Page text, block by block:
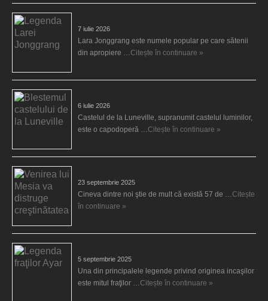
7 iulie 2026
Lara Jonggrang este numele popular pe care sătenii
din apropiere …Citește în continuare »
6 iulie 2026
Castelul de la Luneville, supranumit castelul luminilor,
este o capodoperă …Citește în continuare »
23 septembrie 2025
Cineva dintre noi ştie de mult că există 57 de …Citește
în continuare »
5 septembrie 2025
Una din principalele legende privind originea incaşilor
este mitul fraţilor …Citește în continuare »